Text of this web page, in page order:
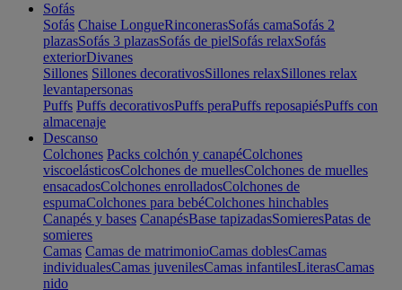
Sofás
Sofás Chaise LongueRinconerasSofás camaSofás 2
plazasSofás 3 plazasSofás de pielSofás relaxSofás
exteriorDivanes
Sillones Sillones decorativosSillones relaxSillones relax
levantapersonas
Puffs Puffs decorativosPuffs peraPuffs reposapiésPuffs con
almacenaje
Descanso
Colchones Packs colchón y canapéColchones
viscoelásticosColchones de muellesColchones de muelles
ensacadosColchones enrolladosColchones de
espumaColchones para bebéColchones hinchables
Canapés y bases CanapésBase tapizadasSomieresPatas de
somieres
Camas Camas de matrimonioCamas doblesCamas
individualesCamas juvenilesCamas infantilesLiterasCamas
nido